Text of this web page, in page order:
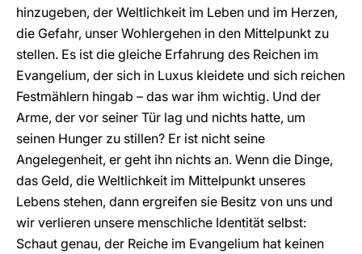
hinzugeben, der Weltlichkeit im Leben und im Herzen,
die Gefahr, unser Wohlergehen in den Mittelpunkt zu
stellen. Es ist die gleiche Erfahrung des Reichen im
Evangelium, der sich in Luxus kleidete und sich reichen
Festmählern hingab – das war ihm wichtig. Und der
Arme, der vor seiner Tür lag und nichts hatte, um
seinen Hunger zu stillen? Er ist nicht seine
Angelegenheit, er geht ihn nichts an. Wenn die Dinge,
das Geld, die Weltlichkeit im Mittelpunkt unseres
Lebens stehen, dann ergreifen sie Besitz von uns und
wir verlieren unsere menschliche Identität selbst:
Schaut genau, der Reiche im Evangelium hat keinen